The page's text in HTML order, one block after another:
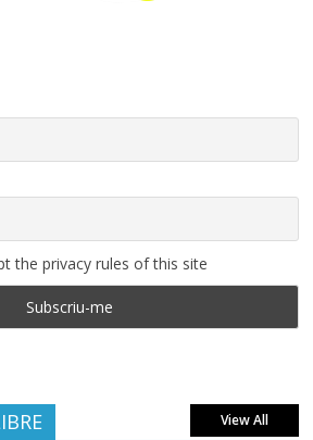
the privacy rules of this site
View All